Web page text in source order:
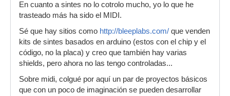
En cuanto a sintes no lo cotrolo mucho, yo lo que he
trasteado más ha sido el MIDI.
Sé que hay sitios como http://bleeplabs.com/ que venden
kits de sintes basados en arduino (estos con el chip y el
código, no la placa) y creo que también hay varias
shields, pero ahora no las tengo controladas...
Sobre midi, colgué por aquí un par de proyectos básicos
que con un poco de imaginación se pueden desarrollar